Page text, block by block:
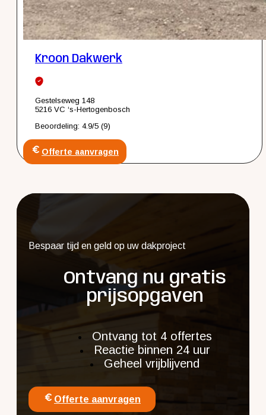
Kroon Dakwerk
Gestelseweg 148
5216 VC ‘s-Hertogenbosch
Beoordeling: 4.9/5 (9)
Offerte aanvragen
Bespaar tijd en geld op uw dakproject
Ontvang nu gratis
prijsopgaven
Ontvang tot 4 offertes
Reactie binnen 24 uur
Geheel vrijblijvend
Offerte aanvragen